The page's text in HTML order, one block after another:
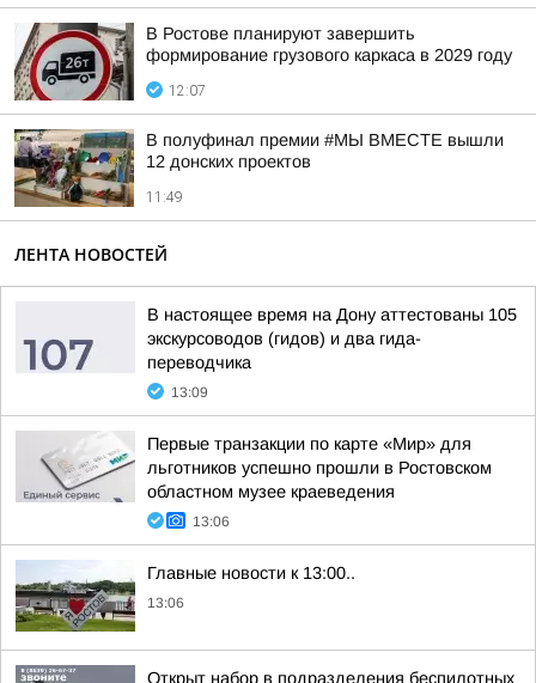
В Ростове планируют завершить
формирование грузового каркаса в 2029 году
12:07
В полуфинал премии #МЫ ВМЕСТЕ вышли
12 донских проектов
11:49
ЛЕНТА НОВОСТЕЙ
В настоящее время на Дону аттестованы 105
экскурсоводов (гидов) и два гида-
переводчика
13:09
Первые транзакции по карте «Мир» для
льготников успешно прошли в Ростовском
областном музее краеведения
13:06
Главные новости к 13:00..
13:06
Открыт набор в подразделения беспилотных